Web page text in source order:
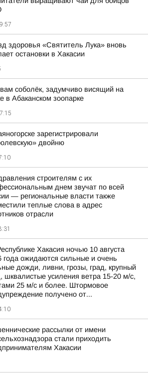
здоровья «Святитель Лука» вновь
остановки в Хакасии
соболёк, задумчиво висящий на
в Абаканском зоопарке
зарегистрировали
двойню
строителям с их
днем звучат по всей
— региональные власти также
теплые слова в адрес
отрасли
Хакасия ночью 10 августа
года ожидаются сильные и очень
дожди, ливни, грозы, град, крупный
шквалистые усиления ветра 15-20 м/с,
25 м/с и более. Штормовое
получено от...
рассылки от имени
стали приходить
Хакасии